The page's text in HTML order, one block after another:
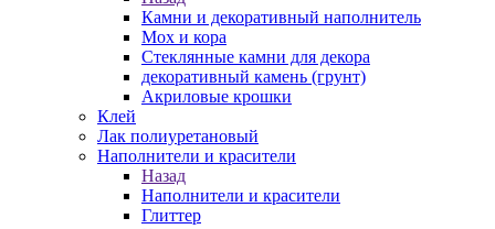
Камни и декоративный наполнитель
Мох и кора
Стеклянные камни для декора
декоративный камень (грунт)
Акриловые крошки
Клей
Лак полиуретановый
Наполнители и красители
Назад
Наполнители и красители
Глиттер